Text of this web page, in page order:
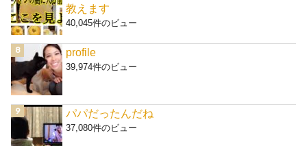
教えます
40,045件のビュー
profile
39,974件のビュー
パパだったんだね
37,080件のビュー